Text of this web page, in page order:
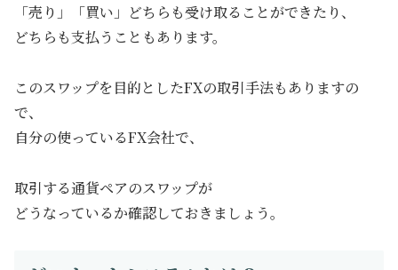
「売り」「買い」どちらも受け取ることができたり、
どちらも支払うこともあります。
このスワップを目的としたFXの取引手法もありますの
で、
自分の使っているFX会社で、
取引する通貨ペアのスワップが
どうなっているか確認しておきましょう。